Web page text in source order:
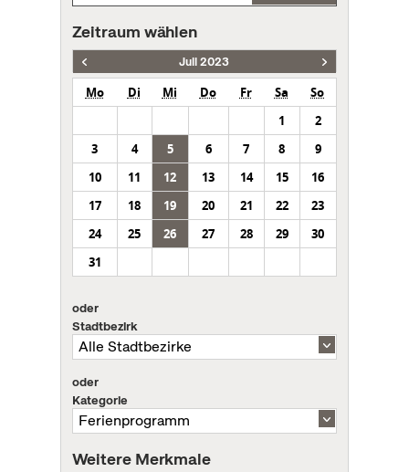
Zeitraum wählen
Juli 2023
Mo Di Mi Do Fr Sa
So
1
2
3
4 5 6 7 8
9
10
11 12 13 14 15
16
17
18 19 20 21 22
23
24
25 26 27 28 29
30
31
oder
Stadtbezirk
oder
Kategorie
Weitere Merkmale